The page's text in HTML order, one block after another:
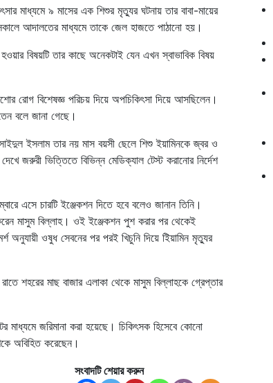
মাধ্যমে ৯ মাসের এক শিশুর মৃত্যুর ঘটনায় তার বাবা-মায়ের
আদালতের মাধ্যমে তাকে জেল হাজতে পাঠানো হয়।
বিষয়টি তার কাছে অনেকটাই যেন এখন স্বাভাবিক বিষয়
রোগ বিশেষজ্ঞ পরিচয় দিয়ে অপচিকিৎসা দিয়ে আসছিলেন।
বলে জানা গেছে।
ইসলাম তার নয় মাস বয়সী ছেলে শিশু ইয়ামিনকে জ্বর ও
জরুরী ভিত্তিতে বিভিন্ন মেডিক্যাল টেস্ট করানোর নির্দেশ
এসে চারটি ইঞ্জেকশন দিতে হবে বলেও জানান তিনি।
মাসুম বিল্লাহ। ওই ইঞ্জেকশন পুশ করার পর থেকেই
অনুযায়ী ওষুধ সেবনের পর পরই খিচুনি দিয়ে ইিয়ামিন মৃত্যুর
শহরের মাছ বাজার এলাকা থেকে মাসুম বিল্লাহকে গ্রেপ্তার
মাধ্যমে জরিমানা করা হয়েছে। চিকিৎসক হিসেবে কোনো
অবিহিত করেছেন।
সংবাদটি শেয়ার করুন